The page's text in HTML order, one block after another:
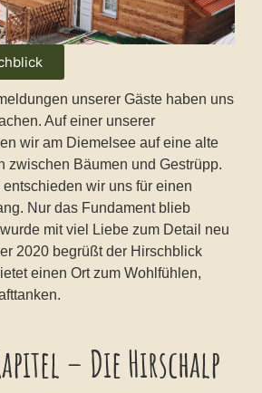
unserer Gäste haben uns
Auf einer unserer
wir am Diemelsee auf eine alte
zwischen Bäumen und Gestrüpp.
wir uns für einen
Nur das Fundament blieb
mit viel Liebe zum Detail neu
2020 begrüßt der Hirschblick
einen Ort zum Wohlfühlen,
– Die Hirschalp